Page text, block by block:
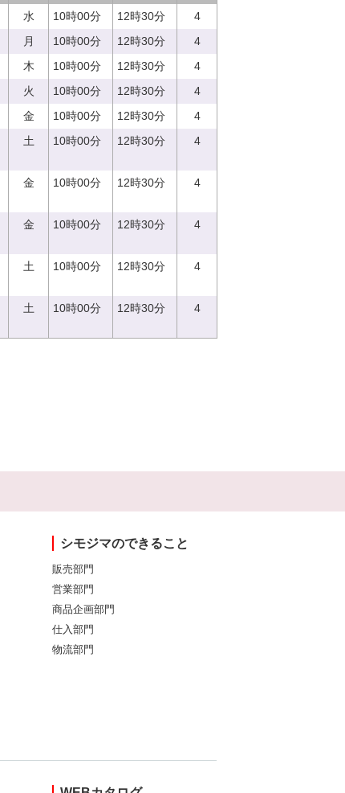
水 10時00分 12時30分
4
月 10時00分 12時30分
4
木 10時00分 12時30分
4
火 10時00分 12時30分
4
金 10時00分 12時30分
4
土 10時00分 12時30分 4
金 10時00分 12時30分 4
金 10時00分 12時30分 4
土 10時00分 12時30分 4
土 10時00分 12時30分 4
シモジマのできること
販売部門
営業部門
商品企画部門
仕入部門
物流部門